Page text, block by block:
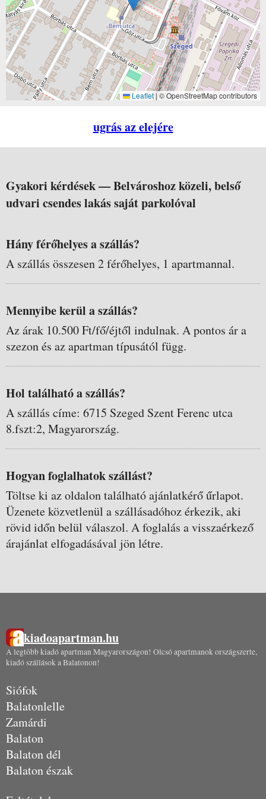
Leaflet |© OpenStreetMap contributors
ugrás az elejére
Gyakori kérdések —Belvároshoz közeli, belső
udvari csendes lakás saját parkolóval
Hány férőhelyes a szállás?
A szállás összesen 2 férőhelyes, 1 apartmannal.
Mennyibe kerül a szállás?
Az árak 10.500 Ft/fő/éjtől indulnak. A pontos ár a
szezon és az apartman típusától függ.
Hol található a szállás?
A szállás címe: 6715 Szeged Szent Ferenc utca
8.fszt:2, Magyarország.
Hogyan foglalhatok szállást?
Töltse ki az oldalon található ajánlatkérő űrlapot.
Üzenete közvetlenül a szállásadóhoz érkezik, aki
rövid időn belül válaszol. A foglalás a visszaérkező
árajánlat elfogadásával jön létre.
kiadoapartman.hu
A legtöbb kiadó apartman Magyarországon! Olcsó apartmanok országszerte,
kiadó szállások a Balatonon!
Siófok
Balatonlelle
Zamárdi
Balaton
Balaton dél
Balaton észak